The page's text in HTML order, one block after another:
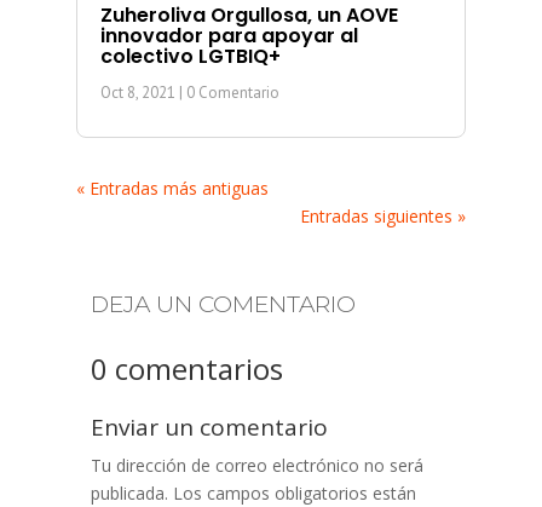
Zuheroliva Orgullosa, un AOVE
innovador para apoyar al
colectivo LGTBIQ+
Oct 8, 2021 | 0 Comentario
« Entradas más antiguas
Entradas siguientes »
DEJA UN COMENTARIO
0 comentarios
Enviar un comentario
Tu dirección de correo electrónico no será
publicada. Los campos obligatorios están